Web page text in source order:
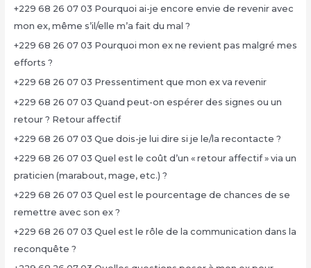
+229 68 26 07 03 Pourquoi ai-je encore envie de revenir avec
mon ex, même s’il/elle m’a fait du mal ?
+229 68 26 07 03 Pourquoi mon ex ne revient pas malgré mes
efforts ?
+229 68 26 07 03 Pressentiment que mon ex va revenir
+229 68 26 07 03 Quand peut-on espérer des signes ou un
retour ? Retour affectif
+229 68 26 07 03 Que dois-je lui dire si je le/la recontacte ?
+229 68 26 07 03 Quel est le coût d’un « retour affectif » via un
praticien (marabout, mage, etc.) ?
+229 68 26 07 03 Quel est le pourcentage de chances de se
remettre avec son ex ?
+229 68 26 07 03 Quel est le rôle de la communication dans la
reconquête ?